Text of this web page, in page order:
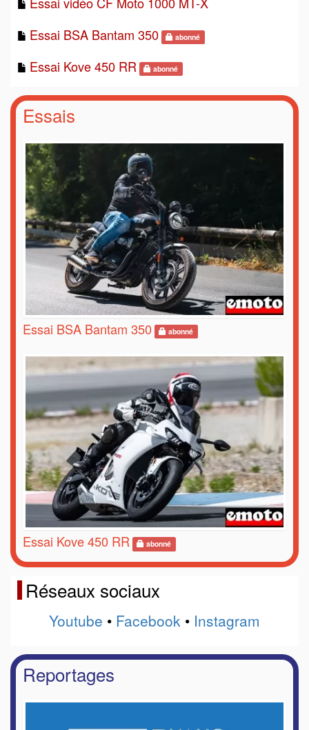
Essai BSA Bantam 350
abonné
Essai Kove 450 RR abonné
Essais
Essai BSA Bantam 350 abonné
Essai Kove 450 RR abonné
Réseaux sociaux
Youtube • Facebook • Instagram
Reportages